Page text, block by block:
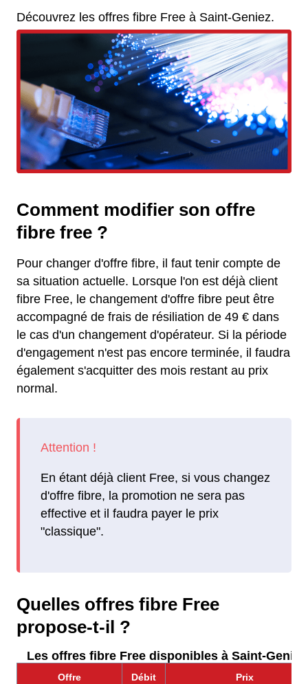
Découvrez les offres fibre Free à Saint-Geniez.
Comment modifier son offre
fibre free ?
Pour changer d'offre fibre, il faut tenir compte de
sa situation actuelle. Lorsque l'on est déjà client
fibre Free, le changement d'offre fibre peut être
accompagné de frais de résiliation de 49 € dans
le cas d'un changement d'opérateur. Si la période
d'engagement n'est pas encore terminée, il faudra
également s'acquitter des mois restant au prix
normal.
En étant déjà client Free, si vous changez
d'offre fibre, la promotion ne sera pas
effective et il faudra payer le prix
"classique".
Quelles offres fibre Free
propose-t-il ?
Les offres fibre Free disponibles à Saint-
Offre Débit Prix